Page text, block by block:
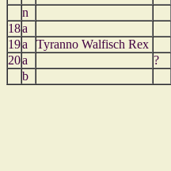
n
18a
19a Tyranno Walfisch Rex
20a ?
b